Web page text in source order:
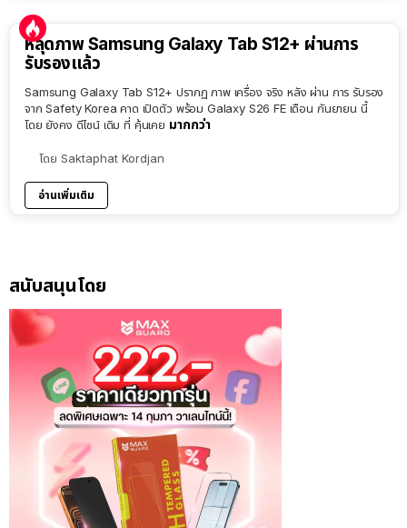
หลุดภาพ Samsung Galaxy Tab S12+ ผ่านการ
รับรองแล้ว
Samsung Galaxy Tab S12+ ปรากฏ ภาพ เครื่อง จริง หลัง ผ่าน การ รับรอง
จาก Safety Korea คาด เปิดตัว พร้อม Galaxy S26 FE เดือน กันยายน นี้
โดย ยังคง ดีไซน์ เดิม ที่ คุ้นเคย มากกว่า
โดย Saktaphat Kordjan
อ่านเพิ่มเติม
สนับสนุนโดย